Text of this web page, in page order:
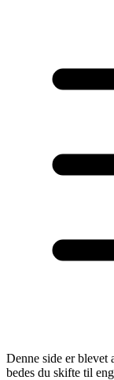
Denne side er blevet
bedes du skifte til